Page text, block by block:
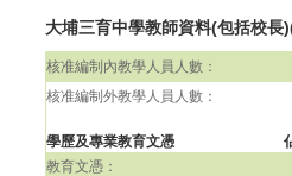
大埔三育中學教師資料(包括校長
核准編制內教學人員人數：
核准編制外教學人員人數：
學歷及專業教育文憑
教育文憑：